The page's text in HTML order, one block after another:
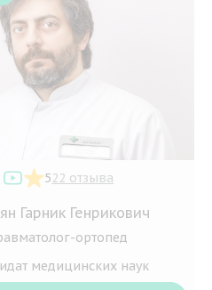
522 отзыва
Гарник Генрикович
ортопед
медицинских наук